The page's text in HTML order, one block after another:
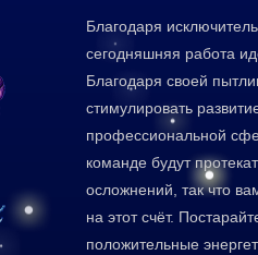
Благодаря
сегодняшняя работа
Благодаря своей
стимулировать
профессиональной
команде будут
осложнений, так что
на этот счёт.
положительные